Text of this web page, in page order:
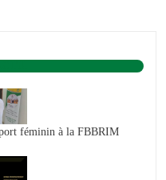
féminin à la FBBRIM